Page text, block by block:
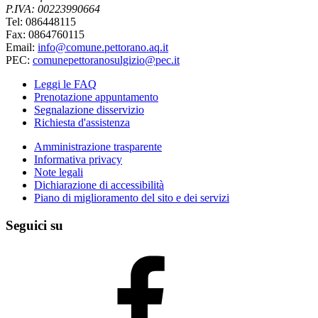
P.IVA: 00223990664
Tel: 086448115
Fax: 0864760115
Email: info@comune.pettorano.aq.it
PEC: comunepettoranosulgizio@pec.it
Leggi le FAQ
Prenotazione appuntamento
Segnalazione disservizio
Richiesta d'assistenza
Amministrazione trasparente
Informativa privacy
Note legali
Dichiarazione di accessibilità
Piano di miglioramento del sito e dei servizi
Seguici su